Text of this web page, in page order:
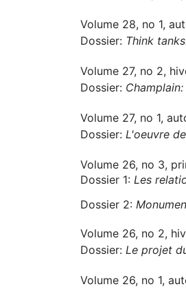
Volume 28, no 1,
Dossier: Think
Volume 27, no 2,
Dossier:
Volume 27, no 1,
Dossier: L'oeuvre
Volume 26, no 3,
Dossier 1: Les
Dossier 2:
Volume 26, no 2,
Dossier: Le projet
Volume 26, no 1,